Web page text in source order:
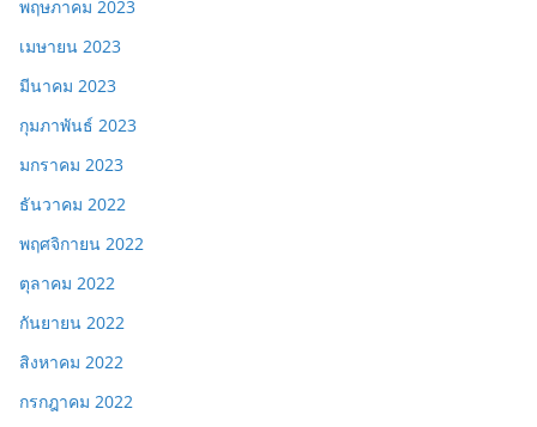
พฤษภาคม 2023
เมษายน 2023
มีนาคม 2023
กุมภาพันธ์ 2023
มกราคม 2023
ธันวาคม 2022
พฤศจิกายน 2022
ตุลาคม 2022
กันยายน 2022
สิงหาคม 2022
กรกฎาคม 2022